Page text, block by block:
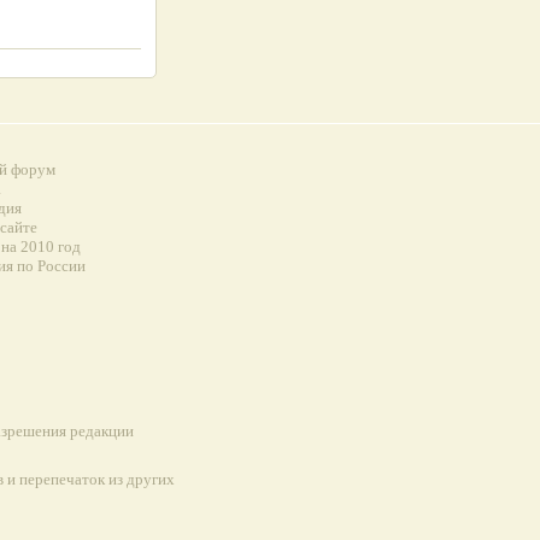
форум
2010 год
по России
редакции
перепечаток из других